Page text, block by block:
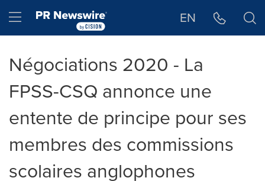
Hamburger menu EN
Négociations 2020 - La
FPSS-CSQ annonce une
entente de principe pour ses
membres des commissions
scolaires anglophones